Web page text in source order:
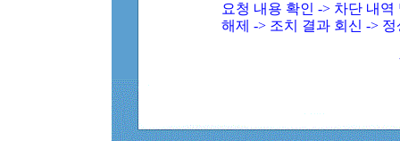
요청 내용 확인 -> 차단 내
해제 -> 조치 결과 회신 ->